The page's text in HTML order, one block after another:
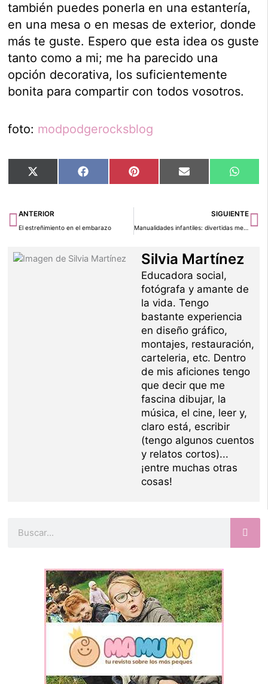
también puedes ponerla en una estantería,
en una mesa o en mesas de exterior, donde
más te guste. Espero que esta idea os guste
tanto como a mi; me ha parecido una
opción decorativa, los suficientemente
bonita para compartir con todos vosotros.
foto: modpodgerocksblog
Compartir
en
X
(Twitter)
Compartir
en
Facebook Compartir
en
Pinterest Compartir
en
Email
en
Ant
ANTERIOR
El estreñimiento en el embarazo
SIGUIENTE
Manualidades infantiles: divertidas medusas
Silvia Martínez
Educadora social,
fotógrafa y amante de
la vida. Tengo
bastante experiencia
en diseño gráfico,
montajes, restauración,
carteleria, etc. Dentro
de mis aficiones tengo
que decir que me
fascina dibujar, la
música, el cine, leer y,
claro está, escribir
(tengo algunos cuentos
y relatos cortos)...
¡entre muchas otras
cosas!